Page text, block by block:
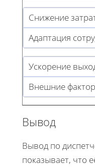
Снижение
Адаптация
Ускорение
Внешние
Вывод
Вывод по
показывает, что